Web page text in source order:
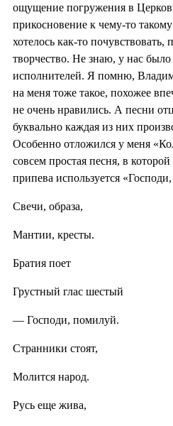
ощущение погружения в
прикосновение к чему-то
хотелось как-то почувствовать,
творчество. Не знаю, у нас
исполнителей. Я помню,
на меня тоже такое, похожее
не очень нравились. А песни
буквально каждая из них
Особенно отложился у меня
совсем простая песня, в
припева используется
Свечи, образа,
Мантии, кресты.
Братия поет
Грустный глас шестый
— Господи, помилуй.
Странники стоят,
Молится народ.
Русь еще жива,